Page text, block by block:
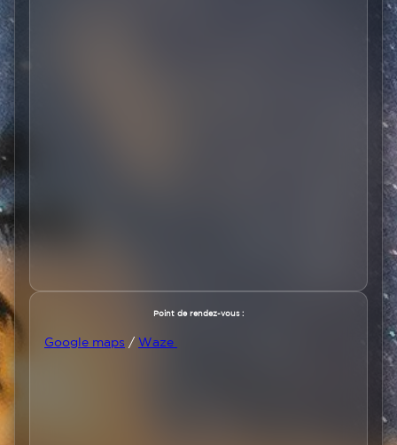
Point de rendez-vous :
Google maps / Waze